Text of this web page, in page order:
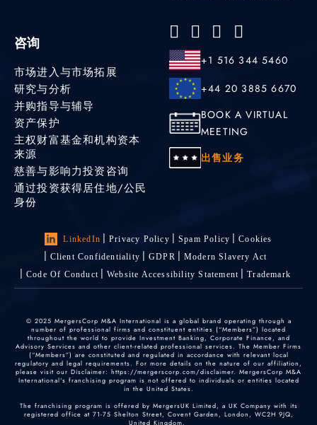
咨询
市场进入与市场拓展
研究与分析
并购指导与辅导
资产保护
主权财富基金和机构资本
来源
慈善与影响力投资咨询
通过投资获得居住地/公民
身份
+1 516 344 5460
+44 20 3885 6670
BOOK A VIRTUAL
MEETING
出售业务
LinkedIn Privacy Policy Spam Policy
Cookies
Client Confidentiality
GDPR
Modern Slavery Act
Code Of Conduct
Website Accessibility Statement Trademark
© 2025 MergersCorp M&A International is a global brand operating through a
number of professional firms and constituent entities (“Members”) located
throughout the world to provide Investment Banking, Corporate Finance, and
Advisory Services and other client-related professional services. The Member Firms
(“Members”) are constituted and regulated in accordance with relevant local
regulatory and legal requirements. For more details on the nature of our affiliation,
please visit our Disclaimer: https://mergerscorp.com/disclaimer. MergersCorp M&A
International's franchising program is not offered to individuals or entities located
in the United States.
The franchising program is offered by MergersUK Limited, a UK Company with its
registered office at 71-75 Shelton Street, Covent Garden, London, WC2H 9JQ,
United Kingdom.